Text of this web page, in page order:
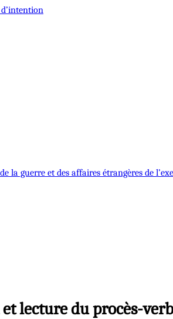
la guerre et des affaires étrangères de
lecture du procès-